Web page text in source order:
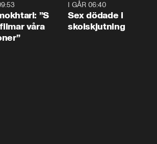
”S
våra
I GÅR 06:40
Sex dödade i
skolskjutning